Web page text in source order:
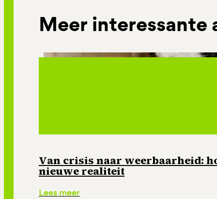
Meer interessante
Van crisis naar weerbaarheid:
nieuwe realiteit
Lees meer